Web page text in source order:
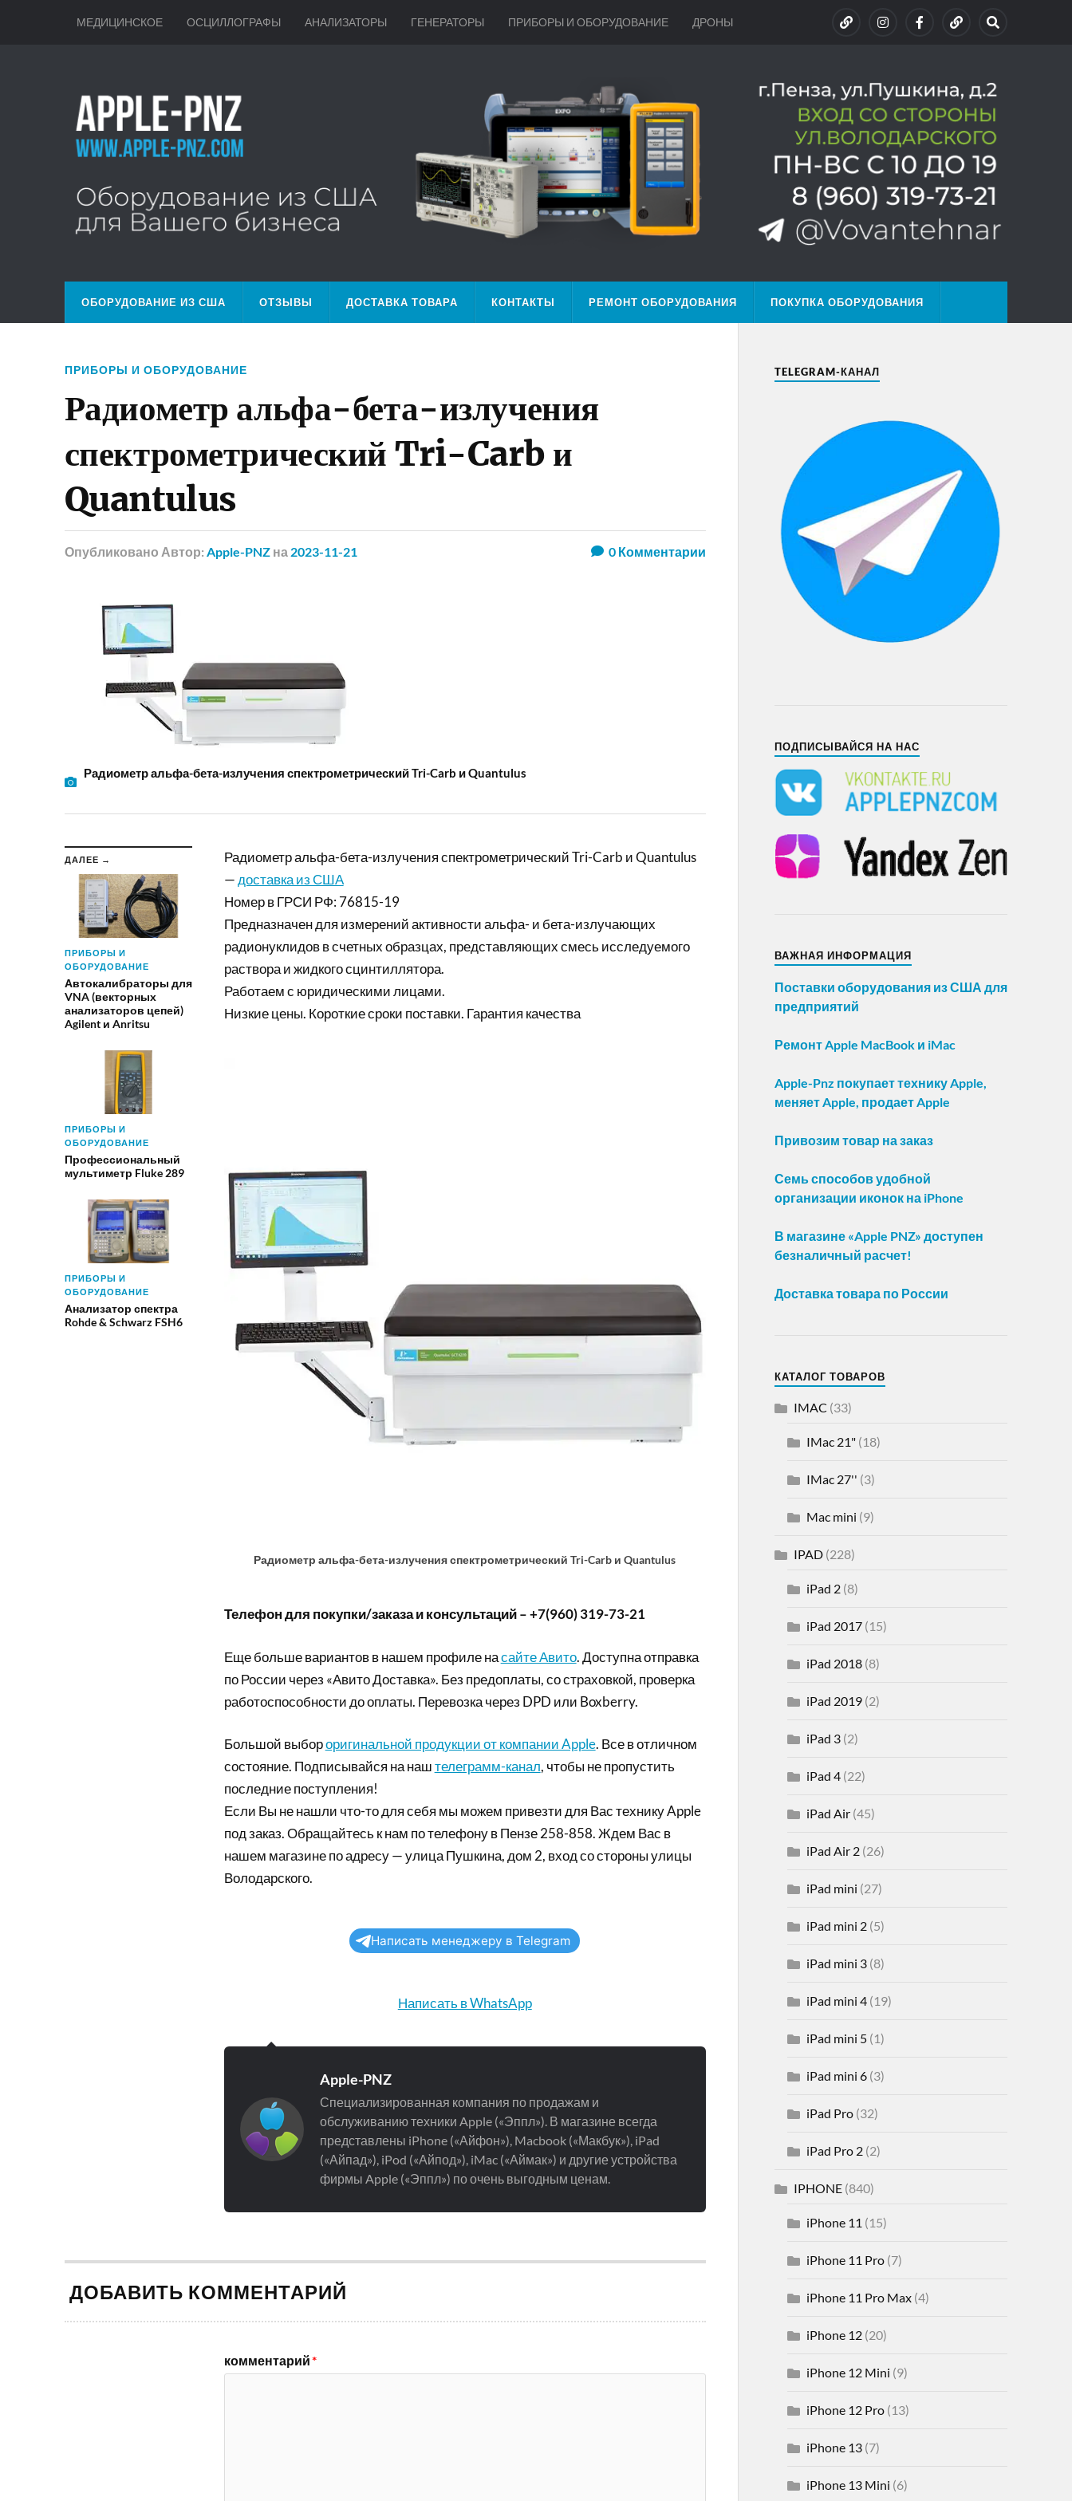
МЕДИЦИНСКОЕ ОСЦИЛЛОГРАФЫ АНАЛИЗАТОРЫ ГЕНЕРАТОРЫ ПРИБОРЫ И ОБОРУДОВАНИЕ ДРОНЫ
ОБОРУДОВАНИЕ ИЗ США ОТЗЫВЫ ДОСТАВКА ТОВАРА КОНТАКТЫ РЕМОНТ ОБОРУДОВАНИЯ ПОКУПКА ОБОРУДОВАНИЯ
ПРИБОРЫ И ОБОРУДОВАНИЕ
Радиометр альфа-бета-излучения
спектрометрический Tri-Carb и
Quantulus
Опубликовано Автор: Apple-PNZ на 2023-11-21 0Комментарии
Радиометр альфа-бета-излучения спектрометрический Tri-Carb и Quantulus
ДАЛЕЕ →
ПРИБОРЫ И
ОБОРУДОВАНИЕ
Автокалибраторы для
VNA (векторных
анализаторов цепей)
Agilent и Anritsu
ПРИБОРЫ И
ОБОРУДОВАНИЕ
Профессиональный
мультиметр Fluke 289
ПРИБОРЫ И
ОБОРУДОВАНИЕ
Анализатор спектра
Rohde & Schwarz FSH6
Радиометр альфа-бета-излучения спектрометрический Tri-Carb и Quantulus
— доставка из США
Номер в ГРСИ РФ: 76815-19
Предназначен для измерений активности альфа- и бета-излучающих
радионуклидов в счетных образцах, представляющих смесь исследуемого
раствора и жидкого сцинтиллятора.
Работаем с юридическими лицами.
Низкие цены. Короткие сроки поставки. Гарантия качества
Радиометр альфа-бета-излучения спектрометрический Tri-Carb и Quantulus
Телефон для покупки/заказа и консультаций – +7(960) 319-73-21
Еще больше вариантов в нашем профиле насайте Авито. Доступна отправка
по России через «Авито Доставка». Без предоплаты, со страховкой, проверка
работоспособности до оплаты. Перевозка через DPD или Boxberry.
Большой выбороригинальной продукции от компании Apple. Все в отличном
состояние. Подписывайся на наштелеграмм-канал, чтобы не пропустить
последние поступления!
Если Вы не нашли что-то для себя мы можем привезти для Вас технику Apple
под заказ. Обращайтесь к нам по телефону в Пензе 258-858. Ждем Вас в
нашем магазине по адресу — улица Пушкина, дом 2, вход со стороны улицы
Володарского.
Написать менеджеру в Telegram
Написать в WhatsApp
Apple-PNZ
Специализированная компания по продажам и
обслуживанию техники Apple («Эппл»). В магазине всегда
представлены iPhone («Айфон»), Macbook («Макбук»), iPad
(«Айпад»), iPod («Айпод»), iMac («Аймак») и другие устройства
фирмы Apple («Эппл») по очень выгодным ценам.
ДОБАВИТЬ КОММЕНТАРИЙ
комментарий*
TELEGRAM-КАНАЛ
ПОДПИСЫВАЙСЯ НА НАС
ВАЖНАЯ ИНФОРМАЦИЯ
Поставки оборудования из США для
предприятий
Ремонт Apple MacBook и iMac
Apple-Pnz покупает технику Apple,
меняет Apple, продает Apple
Привозим товар на заказ
Семь способов удобной
организации иконок на iPhone
В магазине «Apple PNZ» доступен
безналичный расчет!
Доставка товара по России
КАТАЛОГ ТОВАРОВ
IMAC (33)
IMac 21"(18)
IMac 27'' (3)
Mac mini (9)
IPAD(228)
iPad 2(8)
iPad 2017(15)
iPad 2018(8)
iPad 2019(2)
iPad 3(2)
iPad 4(22)
iPad Air(45)
iPad Air 2(26)
iPad mini (27)
iPad mini 2(5)
iPad mini 3(8)
iPad mini 4(19)
iPad mini 5(1)
iPad mini 6(3)
iPad Pro(32)
iPad Pro 2(2)
IPHONE(840)
iPhone 11 (15)
iPhone 11 Pro(7)
iPhone 11 Pro Max(4)
iPhone 12(20)
iPhone 12 Mini (9)
iPhone 12 Pro(13)
iPhone 13(7)
iPhone 13 Mini (6)